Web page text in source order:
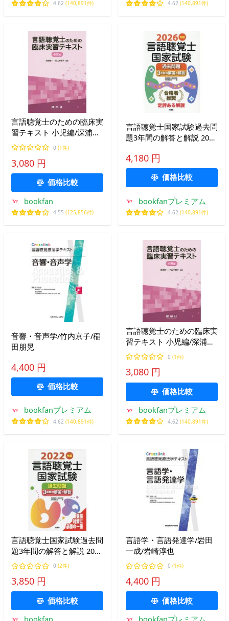
4.62 (140,891件) 4.62 (140,891件)
言語聴覚士のための臨床実
習テキスト 小児編/深浦順
一/内山千鶴子
0 (1件)
3,080 円
価格比較
bookfan
4.55 (125,856件)
言語聴覚士国家試験過去問
題3年間の解答と解説 2026
対策委員会
4,180 円
価格比較
bookfanプレミアム
4.62 (140,891件)
音響・音声学/竹内京子/稲
田朋晃
4,400 円
価格比較
bookfanプレミアム
4.62 (140,891件)
言語聴覚士のための臨床実
習テキスト 小児編/深浦順
一/内山千鶴子0 (1件)
3,080 円
価格比較
bookfanプレミアム
4.62 (140,891件)
言語聴覚士国家試験過去問
題3年間の解答と解説 2022
年版/言語聴覚士国家試験
対策委員会
0 (2件)
3,850 円
価格比較
bookfan
言語学・言語発達学/岩田
一成/岩崎淳也
0 (1件)
4,400 円
価格比較
bookfanプレミアム